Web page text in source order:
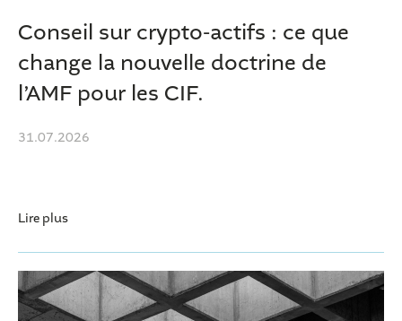
Conseil sur crypto-actifs : ce que
change la nouvelle doctrine de
l’AMF pour les CIF.
31.07.2026
Lire plus